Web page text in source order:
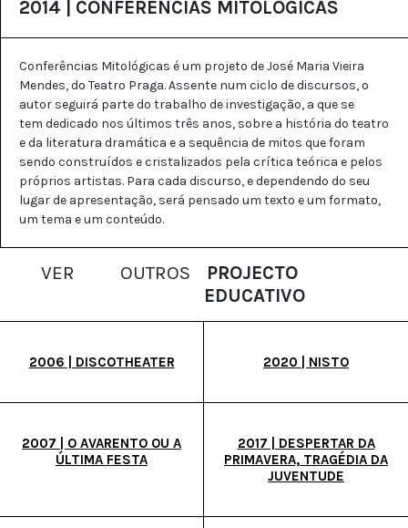
2014 | CONFERÊNCIAS MITOLÓGICAS
Conferências Mitológicas é um projeto de José Maria Vieira
Mendes, do Teatro Praga. Assente num ciclo de discursos, o
autor seguirá parte do trabalho de investigação, a que se
tem dedicado nos últimos três anos, sobre a história do teatro
e da literatura dramática e a sequência de mitos que foram
sendo construídos e cristalizados pela crítica teórica e pelos
próprios artistas. Para cada discurso, e dependendo do seu
lugar de apresentação, será pensado um texto e um formato,
um tema e um conteúdo.
VER OUTROS
PROJECTO
EDUCATIVO
2006 | DISCOTHEATER 2020 | NISTO
2007 | O AVARENTO OU A
ÚLTIMA FESTA
2017 | DESPERTAR DA
PRIMAVERA, TRAGÉDIA DA
JUVENTUDE